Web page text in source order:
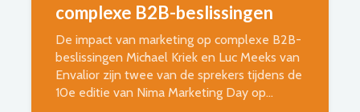
complexe B2B-beslissingen
De impact van marketing op complexe B2B-
beslissingen Michael Kriek en Luc Meeks van
Envalior zijn twee van de sprekers tijdens de
10e editie van Nima Marketing Day op...